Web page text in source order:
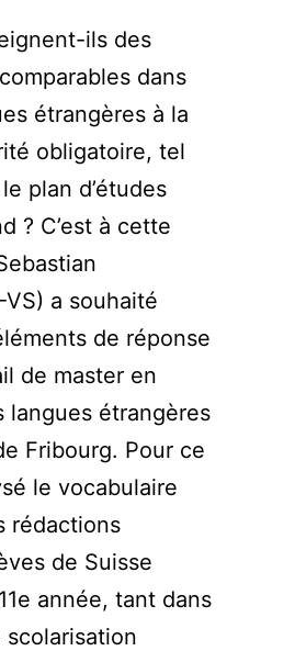
ils des
dans
étrangères à la
obligatoire, tel
plan d’études
? C’est à cette
a souhaité
de réponse
de master en
langues étrangères
Fribourg. Pour ce
le vocabulaire
rédactions
de Suisse
année, tant dans